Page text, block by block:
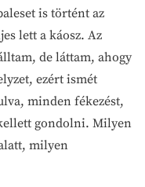
is történt az
lett a káosz. Az
de láttam, ahogy
ezért ismét
minden fékezést,
gondolni. Milyen
milyen